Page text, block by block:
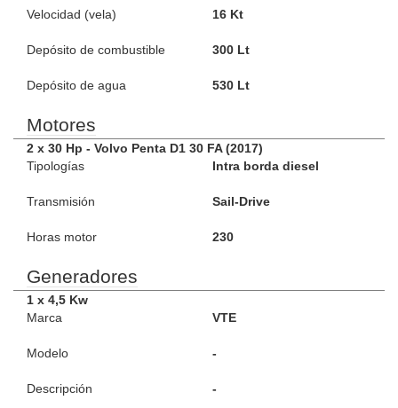
Velocidad (vela) 16 Kt
Depósito de combustible 300 Lt
Depósito de agua 530 Lt
Motores
2 x 30 Hp - Volvo Penta D1 30 FA (2017)
Tipologías
Intra borda diesel
Transmisión Sail-Drive
Horas motor 230
Generadores
1 x 4,5 Kw
Marca
VTE
Modelo -
Descripción -